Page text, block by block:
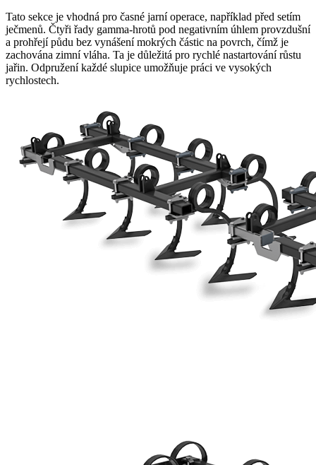
Tato sekce je vhodná pro časné jarní operace, například před setím
ječmenů. Čtyři řady gamma-hrotů pod negativním úhlem provzdušní
a prohřejí půdu bez vynášení mokrých částic na povrch, čímž je
zachována zimní vláha. Ta je důležitá pro rychlé nastartování růstu
jařin. Odpružení každé slupice umožňuje práci ve vysokých
rychlostech.